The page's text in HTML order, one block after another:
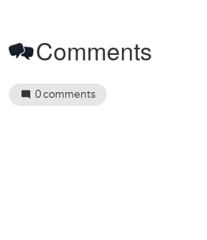
Comments
0comments